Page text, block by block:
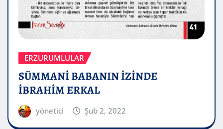
ERZURUMLULAR
SÜMMANİ BABANIN İZİNDE
İBRAHİM ERKAL
yönetici Şub 2, 2022